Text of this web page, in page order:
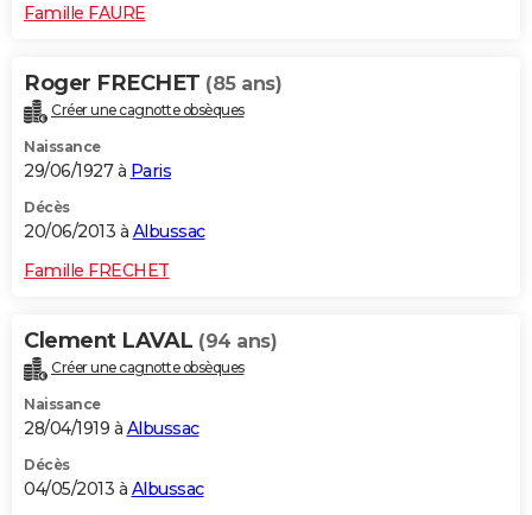
Famille FAURE
Roger FRECHET (85 ans)
Créer une cagnotte obsèques
Naissance
29/06/1927 à Paris
Décès
20/06/2013 à Albussac
Famille FRECHET
Clement LAVAL (94 ans)
Créer une cagnotte obsèques
Naissance
28/04/1919 à Albussac
Décès
04/05/2013 à Albussac